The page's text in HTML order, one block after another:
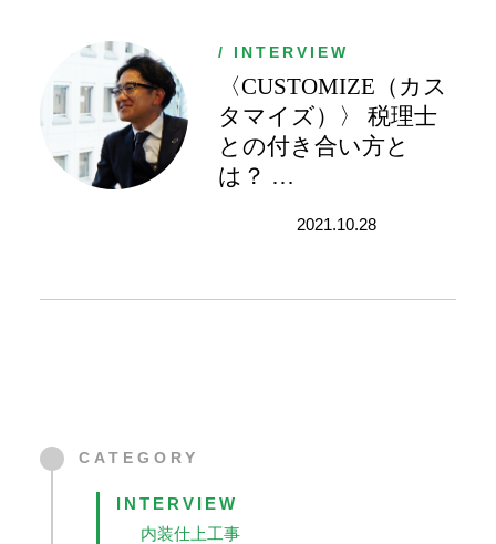
/ INTERVIEW
〈CUSTOMIZE（カス
タマイズ）〉 税理士
との付き合い方と
は？ …
2021.10.28
CATEGORY
INTERVIEW
内装仕上工事